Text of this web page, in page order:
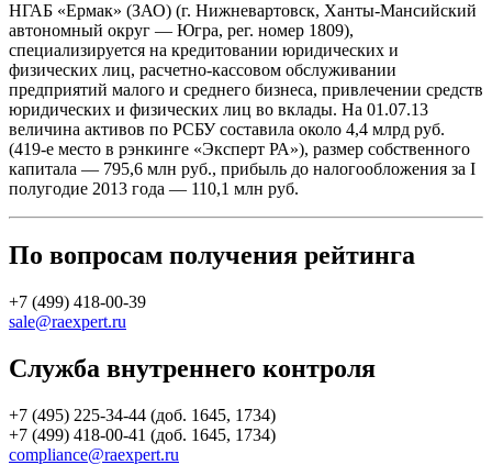
НГАБ «Ермак» (ЗАО) (г. Нижневартовск, Ханты-Мансийский
автономный округ — Югра, рег. номер 1809),
специализируется на кредитовании юридических и
физических лиц, расчетно-кассовом обслуживании
предприятий малого и среднего бизнеса, привлечении средств
юридических и физических лиц во вклады. На 01.07.13
величина активов по РСБУ составила около 4,4 млрд руб.
(419-е место в рэнкинге «Эксперт РА»), размер собственного
капитала — 795,6 млн руб., прибыль до налогообложения за I
полугодие 2013 года — 110,1 млн руб.
По вопросам получения рейтинга
+7 (499) 418-00-39
sale@raexpert.ru
Служба внутреннего контроля
+7 (495) 225-34-44 (доб. 1645, 1734)
+7 (499) 418-00-41 (доб. 1645, 1734)
compliance@raexpert.ru